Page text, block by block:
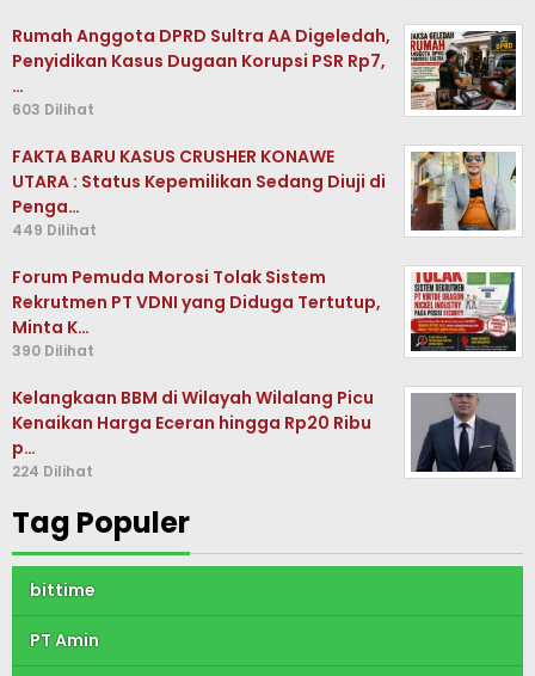
Rumah Anggota DPRD Sultra AA Digeledah,
Penyidikan Kasus Dugaan Korupsi PSR Rp7,
…
603 Dilihat
FAKTA BARU KASUS CRUSHER KONAWE
UTARA : Status Kepemilikan Sedang Diuji di
Penga…
449 Dilihat
Forum Pemuda Morosi Tolak Sistem
Rekrutmen PT VDNI yang Diduga Tertutup,
Minta K…
390 Dilihat
Kelangkaan BBM di Wilayah Wilalang Picu
Kenaikan Harga Eceran hingga Rp20 Ribu
p…
224 Dilihat
Tag Populer
bittime
PT Amin